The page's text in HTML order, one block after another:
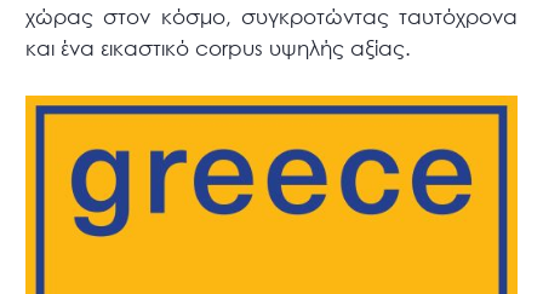
χώρας στον κόσμο, συγκροτώντας ταυτόχρονα
και ένα εικαστικό corpus υψηλής αξίας.